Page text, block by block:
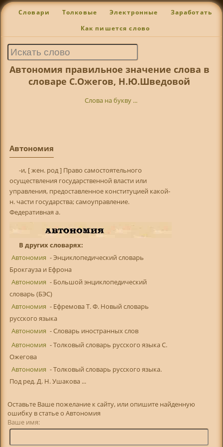
Словари Толковые Электронные Заработать
Как пишется слово
Автономия правильное значение слова в
словаре С.Ожегов, Н.Ю.Шведовой
Слова на букву ...
Автономия
-и, [ жен. род ] Право самостоятельного
осуществления государственной власти или
управления, предоставленное конституцией какой-
н. части государства; самоуправление.
Федеративная а.
В других словарях:
Автономия - Энциклопедический словарь
Брокгауза и Ефрона
Автономия - Большой энциклопедический
словарь (БЭС)
Автономия - Ефремова Т. Ф. Новый словарь
русского языка
Автономия - Словарь иностранных слов
Автономия - Толковый словарь русского языка С.
Ожегова
Автономия - Толковый словарь русского языка.
Под ред. Д. Н. Ушакова ...
Оставьте Ваше пожелание к сайту, или опишите найденную
ошибку в статье о Автономия
Ваше имя: